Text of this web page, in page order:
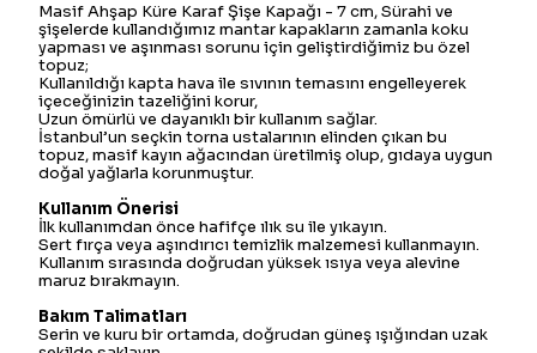
Masif Ahşap Küre Karaf Şişe Kapağı - 7 cm, Sürahi ve
şişelerde kullandığımız mantar kapakların zamanla koku
yapması ve aşınması sorunu için geliştirdiğimiz bu özel
topuz;
Kullanıldığı kapta hava ile sıvının temasını engelleyerek
içeceğinizin tazeliğini korur,
Uzun ömürlü ve dayanıklı bir kullanım sağlar.
İstanbul’un seçkin torna ustalarının elinden çıkan bu
topuz, masif kayın ağacından üretilmiş olup, gıdaya uygun
doğal yağlarla korunmuştur.
Kullanım Önerisi
İlk kullanımdan önce hafifçe ılık su ile yıkayın.
Sert fırça veya aşındırıcı temizlik malzemesi kullanmayın.
Kullanım sırasında doğrudan yüksek ısıya veya alevine
maruz bırakmayın.
Bakım Talimatları
Serin ve kuru bir ortamda, doğrudan güneş ışığından uzak